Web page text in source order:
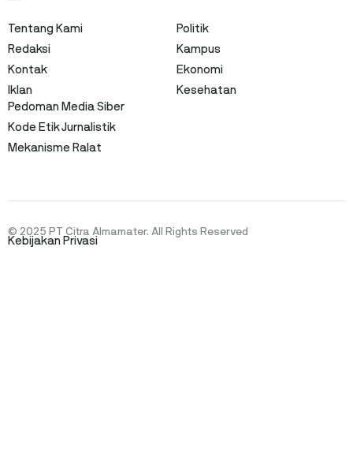
Tentang Kami
Redaksi
Kontak
Iklan
Politik
Kampus
Ekonomi
Kesehatan
Pedoman Media Siber
Kode Etik Jurnalistik
Mekanisme Ralat
© 2025 PT Citra Almamater. All Rights Reserved
Kebijakan Privasi